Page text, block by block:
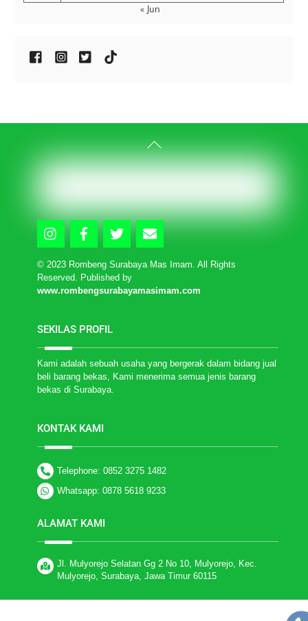
« Jun
Back
To
Top
Icon
label
Icon
label
Icon
label
Icon
label
© 2023 Rombeng Surabaya Mas Imam. All Rights
Reserved. Published by
www.rombengsurabayamasimam.com
SEKILAS PROFIL
Kami adalah sebuah usaha yang bergerak dalam bidang jual
beli barang bekas, Kami menerima semua jenis barang
bekas di Surabaya.
KONTAK KAMI
Telephone: 0852 3275 1482
Whatsapp: 0878 5618 9233
ALAMAT KAMI
Jl. Mulyorejo Selatan Gg 2 No 10, Mulyorejo, Kec.
Mulyorejo, Surabaya, Jawa Timur 60115